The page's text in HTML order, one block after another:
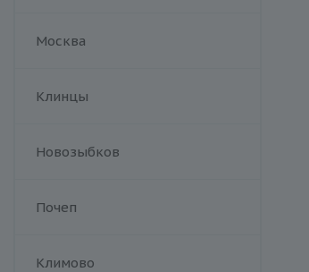
Москва
Клинцы
Новозыбков
Почеп
Климово